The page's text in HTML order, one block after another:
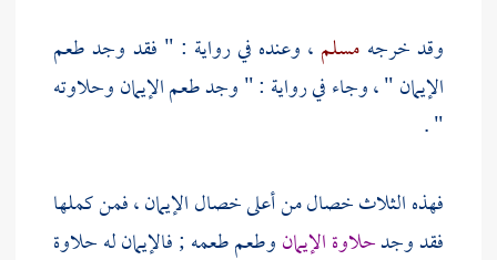
وقد خرجه مسلم ، وعنده في رواية : " فقد وجد طعم
الإيمان " ، وجاء في رواية : " وجد طعم الإيمان وحلاوته
" .
فهذه الثلاث خصال من أعلى خصال الإيمان ، فمن كملها
فقد وجدحلاوة الإيمانوطعم طعمه ; فالإيمان له حلاوة